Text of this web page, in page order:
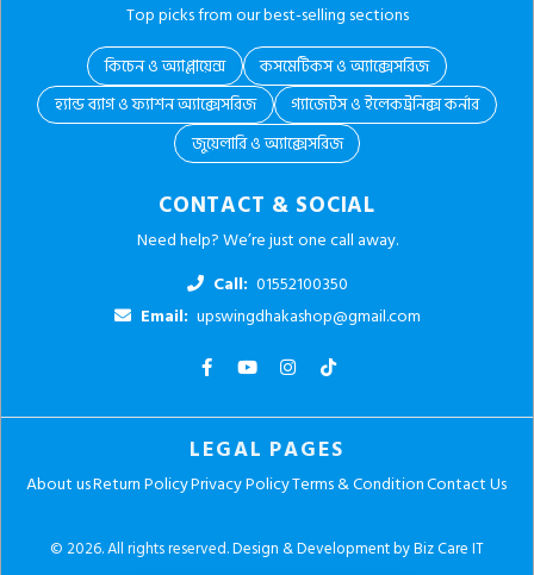
Top picks from our best-selling sections
কিচেন ও অ্যাপ্লায়েন্স
কসমেটিকস ও অ্যাক্সেসরিজ
হ্যান্ড ব্যাগ ও ফ্যাশন অ্যাক্সেসরিজ
গ্যাজেটস ও ইলেকট্রনিক্স কর্নার
জুয়েলারি ও অ্যাক্সেসরিজ
CONTACT & SOCIAL
Need help? We’re just one call away.
Call: 01552100350
Email: upswingdhakashop@gmail.com
LEGAL PAGES
About usReturn PolicyPrivacy PolicyTerms & ConditionContact Us
© 2026. All rights reserved.Design & Development by Biz Care IT